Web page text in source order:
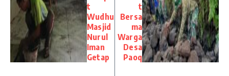
t
Wudhu
Masjid
Nurul
Iman
Getap
t
Bersa
ma
Warga
Desa
Paoq